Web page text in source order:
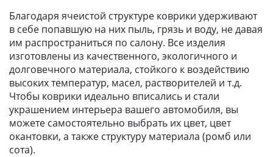
Благодаря ячеистой структуре коврики удерживают
в себе попавшую на них пыль, грязь и воду, не давая
им распространиться по салону. Все изделия
изготовлены из качественного, экологичного и
долговечного материала, стойкого к воздействию
высоких температур, масел, растворителей и т.д.
Чтобы коврики идеально вписались и стали
украшением интерьера вашего автомобиля, вы
можете самостоятельно выбрать их цвет, цвет
окантовки, а также структуру материала (ромб или
сота).